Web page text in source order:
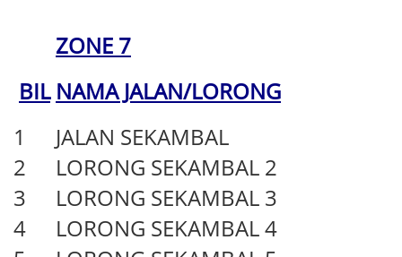
ZONE 7
BIL NAMA JALAN/LORONG
1
JALAN SEKAMBAL
2
LORONG SEKAMBAL 2
3
LORONG SEKAMBAL 3
4
LORONG SEKAMBAL 4